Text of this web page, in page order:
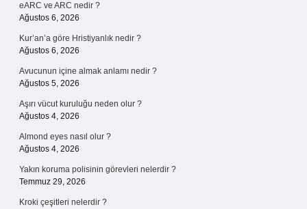
eARC ve ARC nedir ?
Ağustos 6, 2026
Kur’an’a göre Hristiyanlık nedir ?
Ağustos 6, 2026
Avucunun içine almak anlamı nedir ?
Ağustos 5, 2026
Aşırı vücut kuruluğu neden olur ?
Ağustos 4, 2026
Almond eyes nasıl olur ?
Ağustos 4, 2026
Yakın koruma polisinin görevleri nelerdir ?
Temmuz 29, 2026
Kroki çeşitleri nelerdir ?